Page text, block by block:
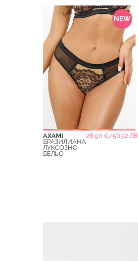
NEW
AXAMI
28.90 €/56.52 ЛВ.
БРАЗИЛИАНА
ЛУКСОЗНО
БЕЛЬО